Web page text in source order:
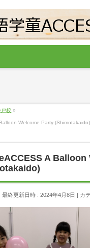
校 »
Welcome Party (Shimotakaido)
A Balloon
最終更新日時 : 2024年4月8日 カ